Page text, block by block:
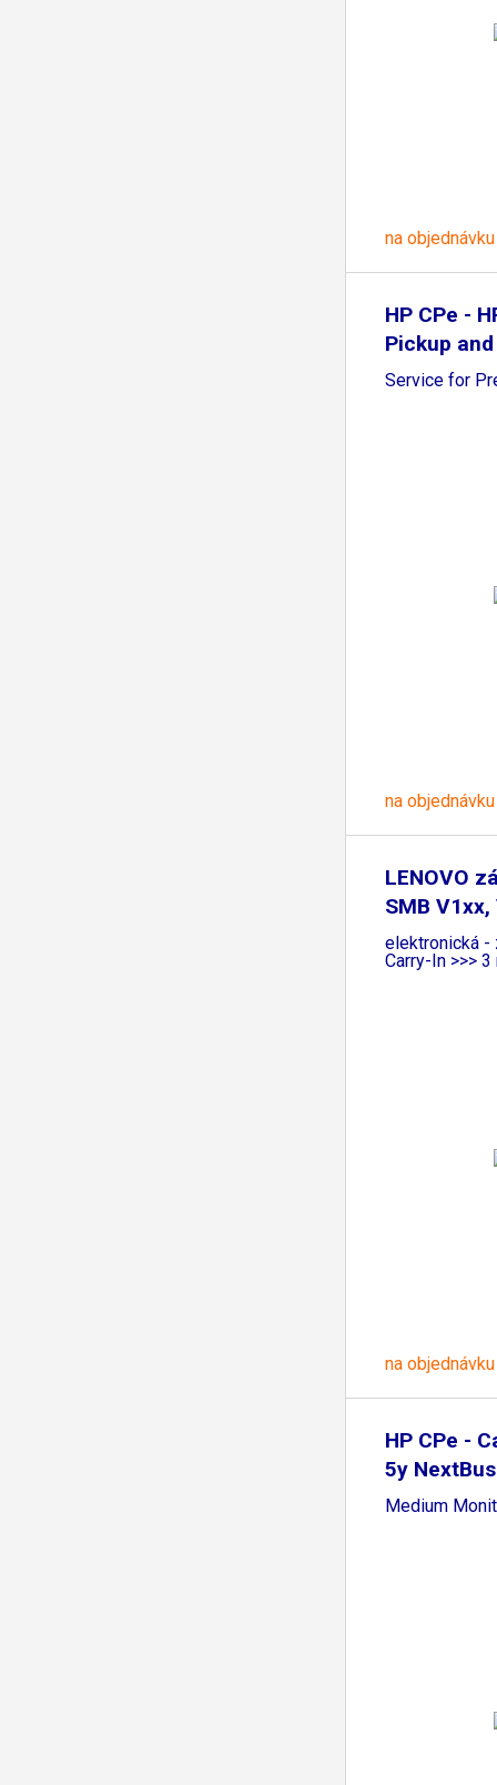
na objednávku
HP CPe -
Pickup
Service for
na objednávku
LENOVO
SMB V1xx,
elektronická -
Carry-In >>>
na objednávku
HP CPe -
5y
Medium